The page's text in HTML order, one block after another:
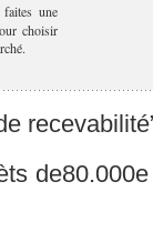
une
choisir